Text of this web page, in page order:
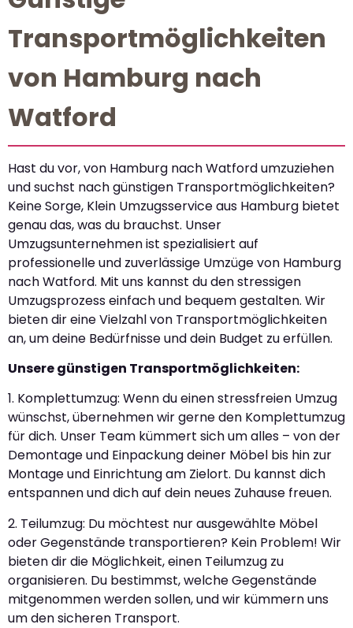
Transportmöglichkeiten
von Hamburg nach
Watford
Hast du vor, von Hamburg nach Watford umzuziehen
und suchst nach günstigen Transportmöglichkeiten?
Keine Sorge, Klein Umzugsservice aus Hamburg bietet
genau das, was du brauchst. Unser
Umzugsunternehmen ist spezialisiert auf
professionelle und zuverlässige Umzüge von Hamburg
nach Watford. Mit uns kannst du den stressigen
Umzugsprozess einfach und bequem gestalten. Wir
bieten dir eine Vielzahl von Transportmöglichkeiten
an, um deine Bedürfnisse und dein Budget zu erfüllen.
Unsere günstigen Transportmöglichkeiten:
1. Komplettumzug: Wenn du einen stressfreien Umzug
wünschst, übernehmen wir gerne den Komplettumzug
für dich. Unser Team kümmert sich um alles – von der
Demontage und Einpackung deiner Möbel bis hin zur
Montage und Einrichtung am Zielort. Du kannst dich
entspannen und dich auf dein neues Zuhause freuen.
2. Teilumzug: Du möchtest nur ausgewählte Möbel
oder Gegenstände transportieren? Kein Problem! Wir
bieten dir die Möglichkeit, einen Teilumzug zu
organisieren. Du bestimmst, welche Gegenstände
mitgenommen werden sollen, und wir kümmern uns
um den sicheren Transport.